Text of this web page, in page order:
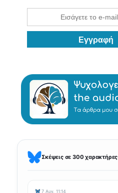
Σκέψεις σε 300 χαρακτήρες
7 Αυγ, 11:14